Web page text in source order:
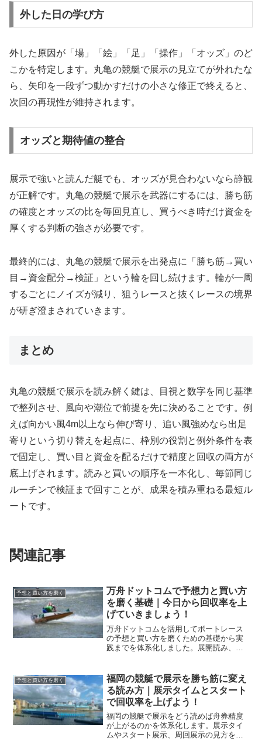
外した日の学び方
外した原因が「場」「絵」「足」「操作」「オッズ」のど
こかを特定します。丸亀の競艇で展示の見立てが外れたな
ら、矢印を一段ずつ動かすだけの小さな修正で終えると、
次回の再現性が維持されます。
オッズと期待値の整合
展示で強いと読んだ艇でも、オッズが見合わないなら静観
が正解です。丸亀の競艇で展示を武器にするには、勝ち筋
の確度とオッズの比を毎回見直し、買うべき時だけ資金を
厚くする判断の強さが必要です。
最終的には、丸亀の競艇で展示を出発点に「勝ち筋→買い
目→資金配分→検証」という輪を回し続けます。輪が一周
するごとにノイズが減り、狙うレースと抜くレースの境界
が研ぎ澄まされていきます。
まとめ
丸亀の競艇で展示を読み解く鍵は、目視と数字を同じ基準
で整列させ、風向や潮位で前提を先に決めることです。例
えば向かい風4m以上なら伸び寄り、追い風強めなら出足
寄りという切り替えを起点に、枠別の役割と例外条件を表
で固定し、買い目と資金を配るだけで精度と回収の両方が
底上げされます。読みと買いの順序を一本化し、毎節同じ
ルーチンで検証まで回すことが、成果を積み重ねる最短ル
ートです。
関連記事
予想と買い方を磨く
万舟ドットコムで予想力と買い方
を磨く基礎｜今日から回収率を上
げていきましょう！
万舟ドットコムを活用してボートレース
の予想と買い方を磨くための基礎から実
践までを体系化しました。展開読み、資
予想と買い方を磨く
福岡の競艇で展示を勝ち筋に変え
る読み方｜展示タイムとスタート
で回収率を上げよう！
福岡の競艇で展示をどう読めば舟券精度
が上がるのかを体系化します。展示タイ
ムやスタート展示、周回展示の見方を福